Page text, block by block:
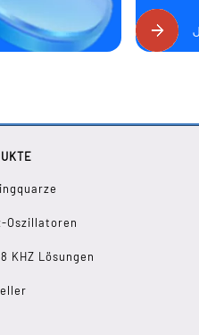
Oszillatoren
KHZ Lösungen